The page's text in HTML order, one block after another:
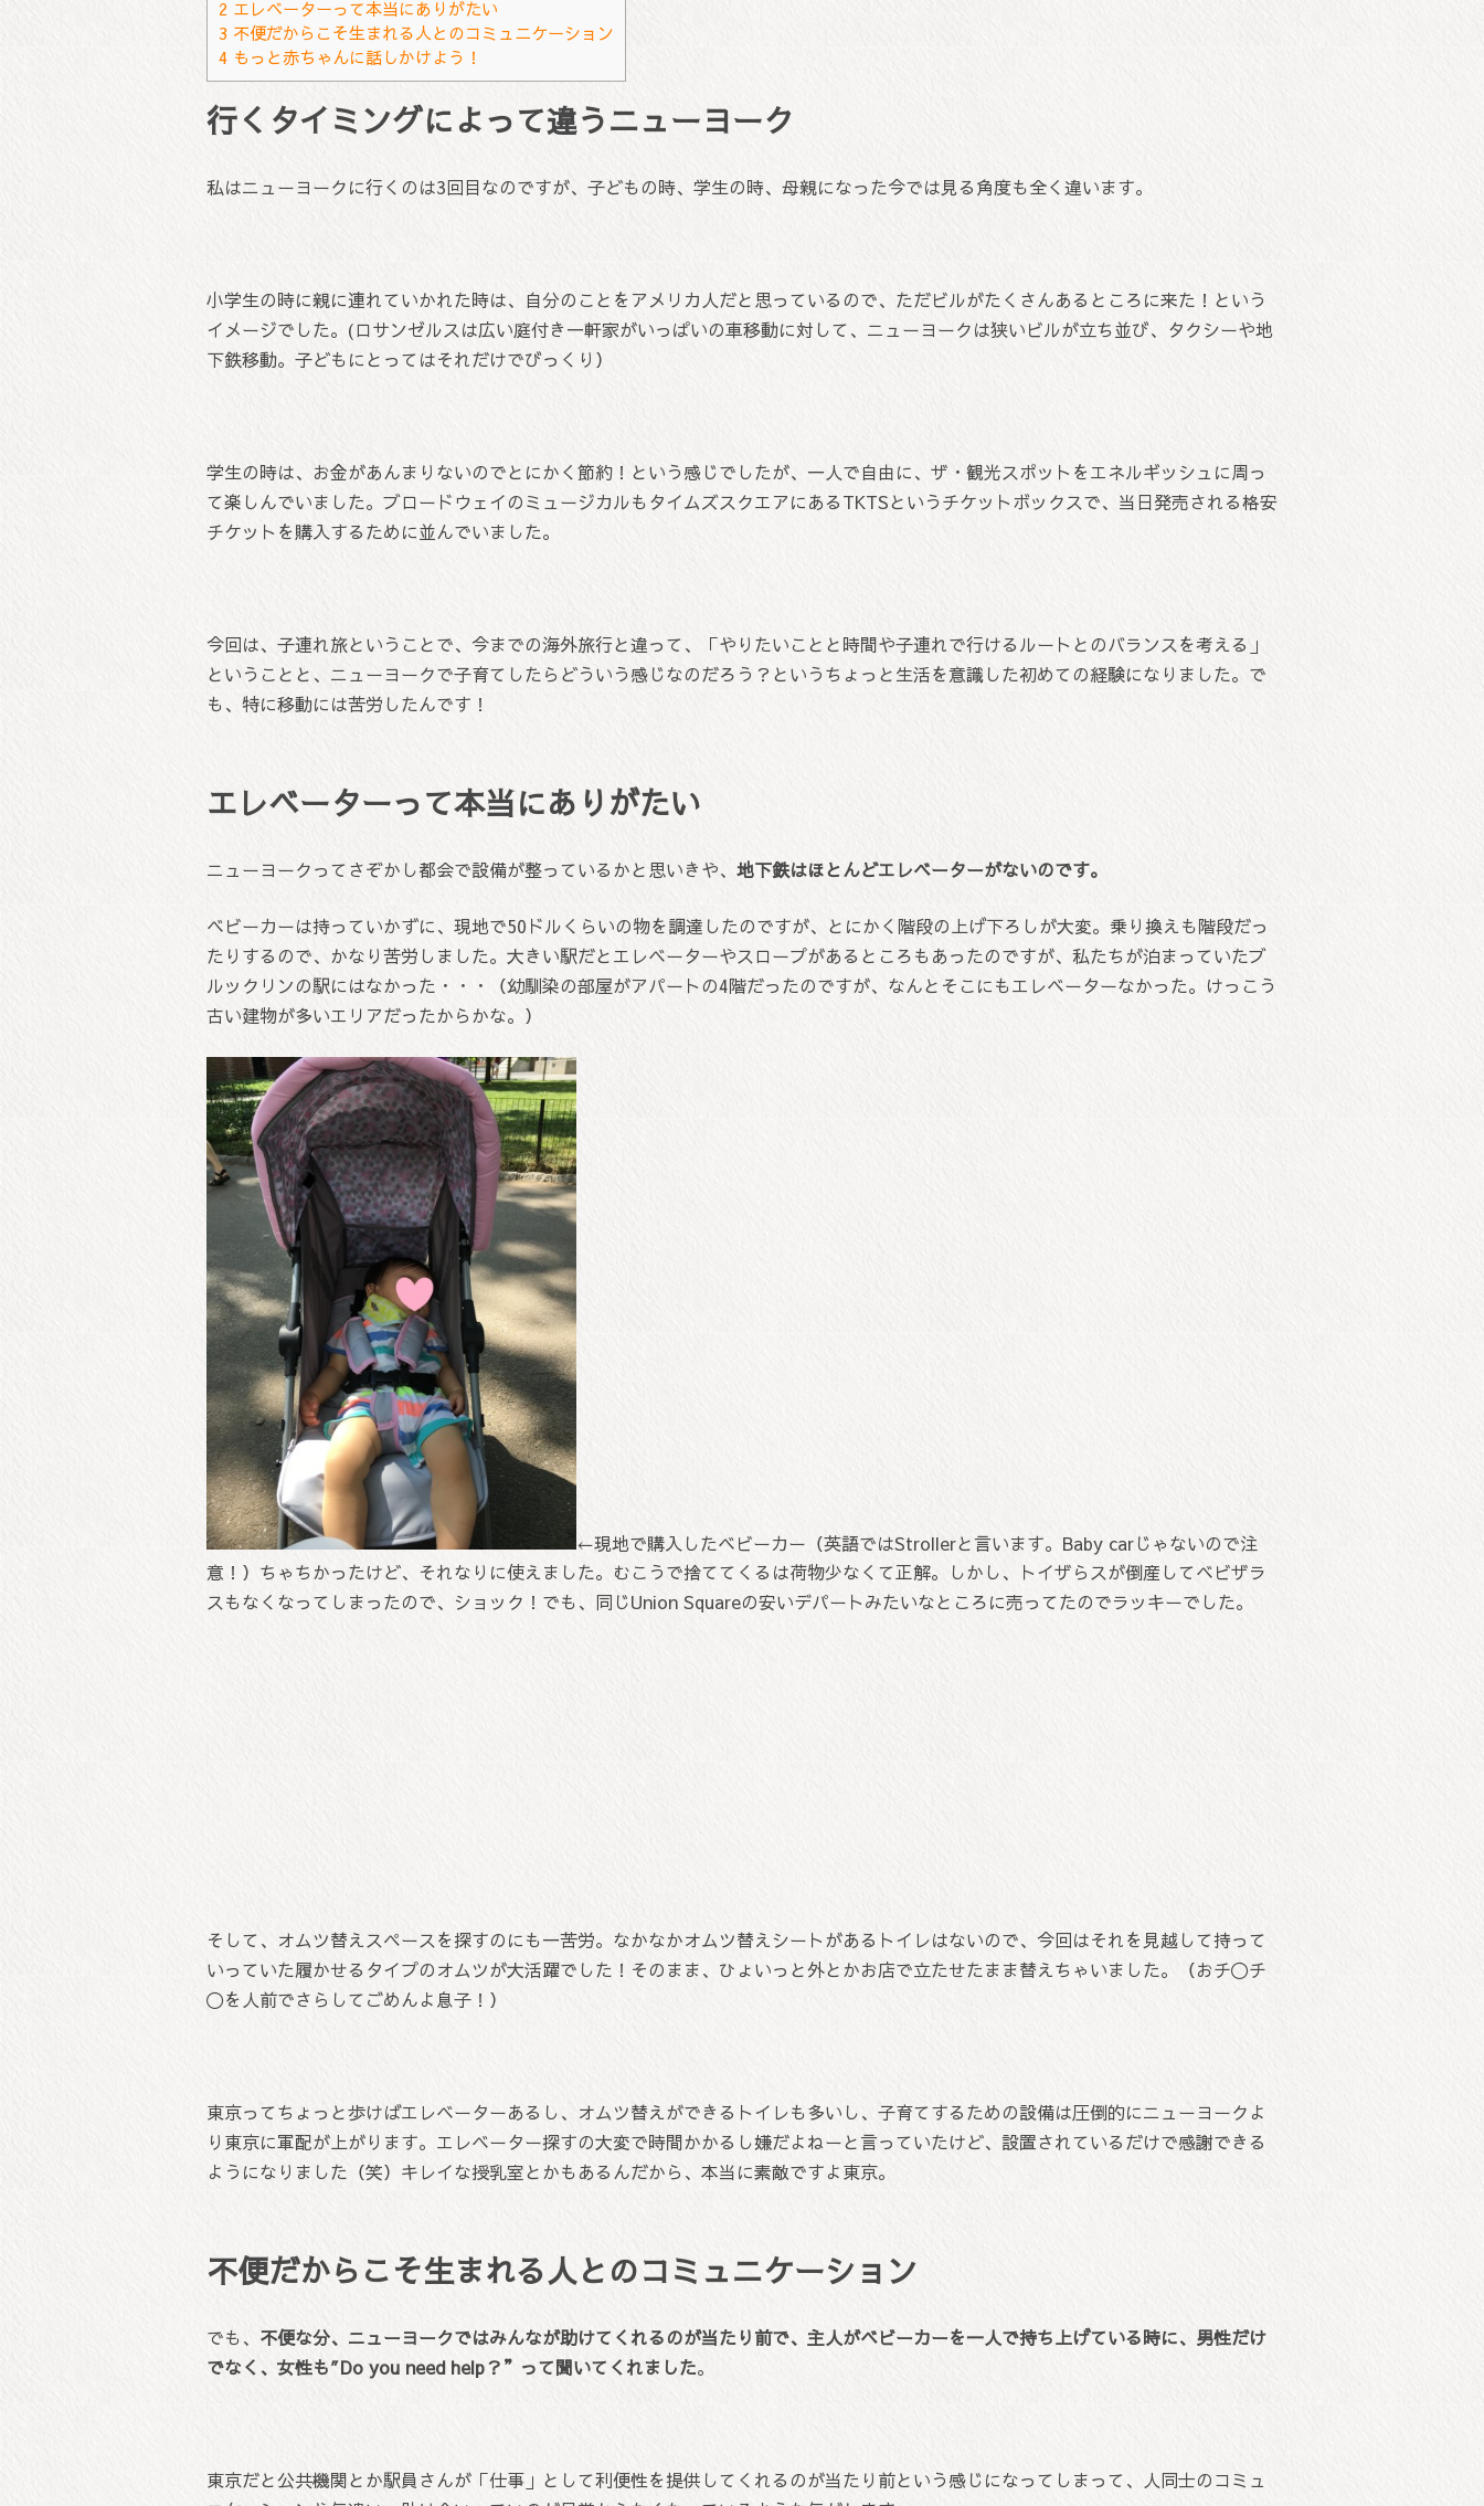
2 エレベーターって本当にありがたい
3 不便だからこそ生まれる人とのコミュニケーション
4 もっと赤ちゃんに話しかけよう！
行くタイミングによって違うニューヨーク
私はニューヨークに行くのは3回目なのですが、子どもの時、学生の時、母親になった今では見る角度も全く違います。
小学生の時に親に連れていかれた時は、自分のことをアメリカ人だと思っているので、ただビルがたくさんあるところに来た！という
イメージでした。(ロサンゼルスは広い庭付き一軒家がいっぱいの車移動に対して、ニューヨークは狭いビルが立ち並び、タクシーや地
下鉄移動。子どもにとってはそれだけでびっくり）
学生の時は、お金があんまりないのでとにかく節約！という感じでしたが、一人で自由に、ザ・観光スポットをエネルギッシュに周っ
て楽しんでいました。ブロードウェイのミュージカルもタイムズスクエアにあるTKTSというチケットボックスで、当日発売される格安
チケットを購入するために並んでいました。
今回は、子連れ旅ということで、今までの海外旅行と違って、「やりたいことと時間や子連れで行けるルートとのバランスを考える」
ということと、ニューヨークで子育てしたらどういう感じなのだろう？というちょっと生活を意識した初めての経験になりました。で
も、特に移動には苦労したんです！
エレベーターって本当にありがたい
ニューヨークってさぞかし都会で設備が整っているかと思いきや、 地下鉄はほとんどエレベーターがないのです。
ベビーカーは持っていかずに、現地で50ドルくらいの物を調達したのですが、とにかく階段の上げ下ろしが大変。乗り換えも階段だっ
たりするので、かなり苦労しました。大きい駅だとエレベーターやスロープがあるところもあったのですが、私たちが泊まっていたブ
ルックリンの駅にはなかった・・・（幼馴染の部屋がアパートの4階だったのですが、なんとそこにもエレベーターなかった。けっこう
古い建物が多いエリアだったからかな。）
←現地で購入したベビーカー（英語ではStrollerと言います。Baby carじゃないので注
意！）ちゃちかったけど、それなりに使えました。むこうで捨ててくるは荷物少なくて正解。しかし、トイザらスが倒産してベビザラ
スもなくなってしまったので、ショック！でも、同じUnion Squareの安いデパートみたいなところに売ってたのでラッキーでした。
そして、オムツ替えスペースを探すのにも一苦労。なかなかオムツ替えシートがあるトイレはないので、今回はそれを見越して持って
いっていた履かせるタイプのオムツが大活躍でした！そのまま、ひょいっと外とかお店で立たせたまま替えちゃいました。（おチ〇チ
〇を人前でさらしてごめんよ息子！）
東京ってちょっと歩けばエレベーターあるし、オムツ替えができるトイレも多いし、子育てするための設備は圧倒的にニューヨークよ
り東京に軍配が上がります。エレベーター探すの大変で時間かかるし嫌だよねーと言っていたけど、設置されているだけで感謝できる
ようになりました（笑）キレイな授乳室とかもあるんだから、本当に素敵ですよ東京。
不便だからこそ生まれる人とのコミュニケーション
でも、 不便な分、ニューヨークではみんなが助けてくれるのが当たり前で、主人がベビーカーを一人で持ち上げている時に、男性だけ
でなく、女性も″Do you need help？”って聞いてくれました。
東京だと公共機関とか駅員さんが「仕事」として利便性を提供してくれるのが当たり前という感じになってしまって、人同士のコミュ